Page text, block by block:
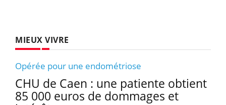
MIEUX VIVRE
Opérée pour une endométriose
CHU de Caen : une patiente obtient
85 000 euros de dommages et